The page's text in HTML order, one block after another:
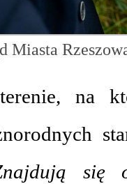
Miasta
na
się